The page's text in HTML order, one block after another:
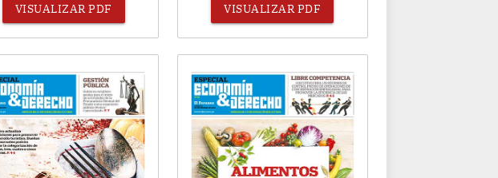
VISUALIZAR PDF VISUALIZAR PDF